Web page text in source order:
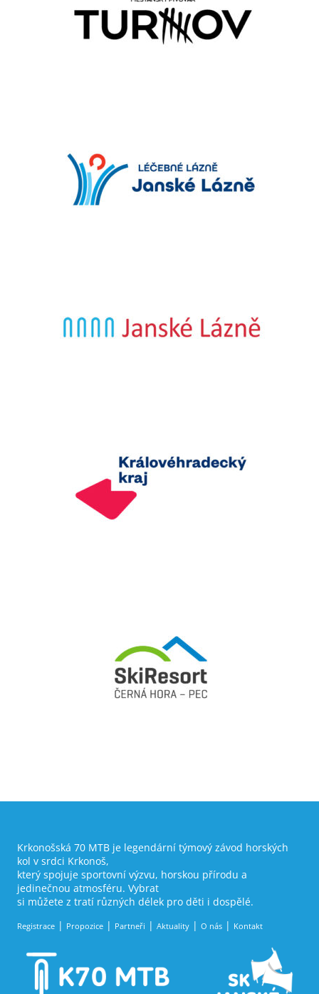
Krkonošská 70 MTB je legendární týmový závod horských
kol v srdci Krkonoš,
který spojuje sportovní výzvu, horskou přírodu a
jedinečnou atmosféru. Vybrat
si můžete z tratí různých délek pro děti i dospělé.
Registrace Propozice Partneři Aktuality O nás Kontakt